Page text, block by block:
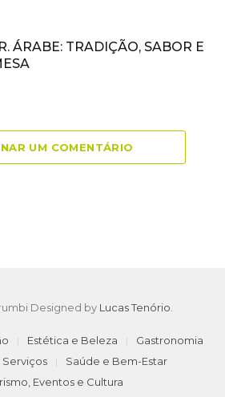
ÁRABE: TRADIÇÃO, SABOR E
UM COMENTÁRIO
Designed by Lucas Tenório
Estética e Beleza
Gastronomia
Saúde e Bem-Estar
Eventos e Cultura